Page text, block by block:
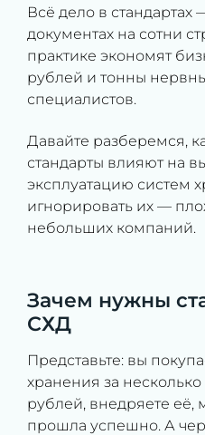
Всё дело в стандартах
документах на сотни
практике экономят
рублей и тонны
специалистов.
Давайте разберемся,
стандарты влияют на
эксплуатацию систем
игнорировать их —
небольших компаний.
Зачем нужны
СХД
Представьте: вы
хранения за
рублей, внедряете её,
прошла успешно. А